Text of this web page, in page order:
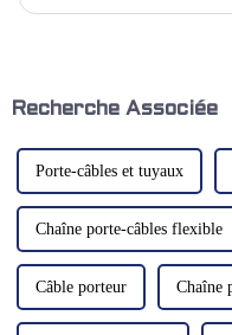
de convoyage disponibles,…
Recherche Associée
Porte-câbles et tuyaux
Chaîne porte-câbles flexible
Câble porteur Chaîne